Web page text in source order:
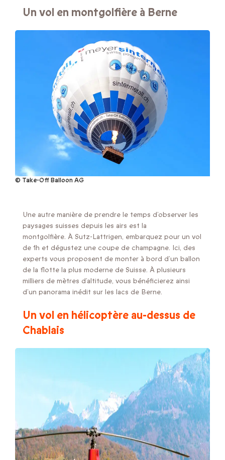
Un vol en montgolfière à Berne
© Take-Off Balloon AG
Une autre manière de prendre le temps d’observer les
paysages suisses depuis les airs est la
montgolfière. À Sutz-Lattrigen, embarquez pour un vol
de 1h et dégustez une coupe de champagne. Ici, des
experts vous proposent de monter à bord d’un ballon
de la flotte la plus moderne de Suisse. À plusieurs
milliers de mètres d’altitude, vous bénéficierez ainsi
d’un panorama inédit sur les lacs de Berne.
Un vol en hélicoptère au-dessus de
Chablais